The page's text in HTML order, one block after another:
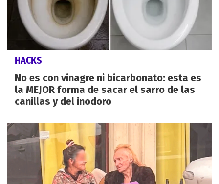
HACKS
No es con vinagre ni bicarbonato: esta es
la MEJOR forma de sacar el sarro de las
canillas y del inodoro